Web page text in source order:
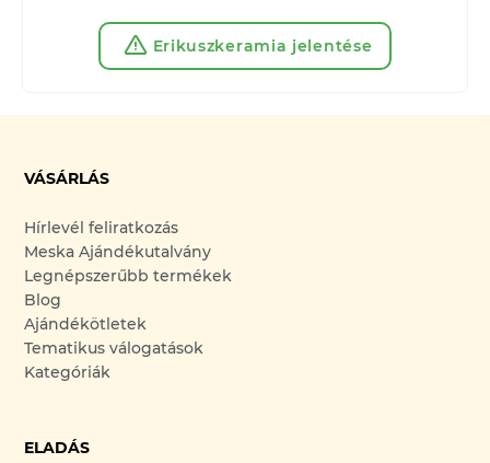
Erikuszkeramia jelentése
VÁSÁRLÁS
Hírlevél feliratkozás
Meska Ajándékutalvány
Legnépszerűbb termékek
Blog
Ajándékötletek
Tematikus válogatások
Kategóriák
ELADÁS